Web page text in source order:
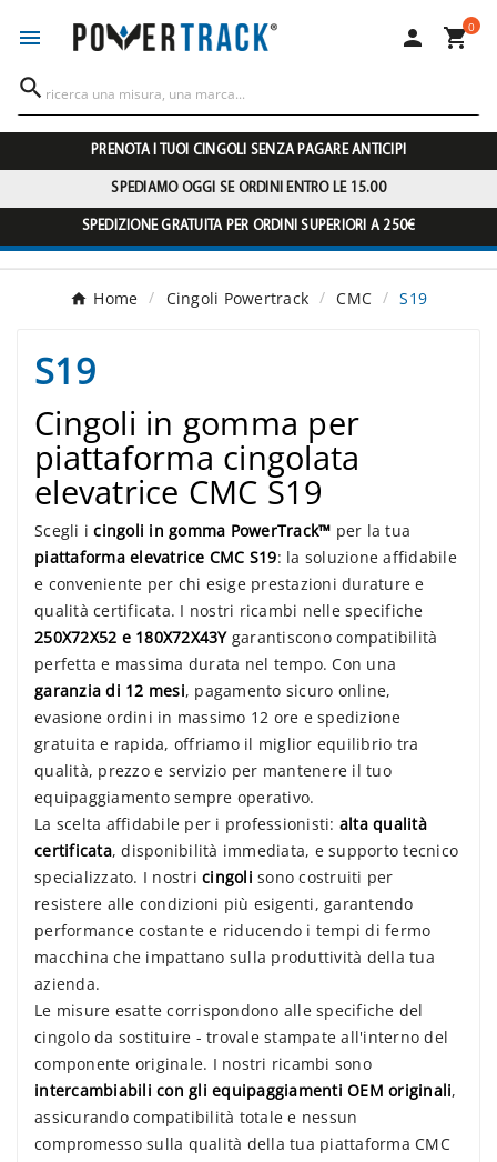
  0

PRENOTA I TUOI CINGOLI SENZA PAGARE ANTICIPI
SPEDIAMO OGGI SE ORDINI ENTRO LE 15.00
SPEDIZIONE GRATUITA PER ORDINI SUPERIORI A 250€
Home Cingoli Powertrack CMC S19
S19
Cingoli in gomma per
piattaforma cingolata
elevatrice CMC S19
Scegli icingoli in gomma PowerTrack™ per la tua
piattaforma elevatrice CMC S19: la soluzione affidabile
e conveniente per chi esige prestazioni durature e
qualità certificata. I nostri ricambi nelle specifiche
250X72X52 e 180X72X43Ygarantiscono compatibilità
perfetta e massima durata nel tempo. Con una
garanzia di 12 mesi, pagamento sicuro online,
evasione ordini in massimo 12 ore e spedizione
gratuita e rapida, offriamo il miglior equilibrio tra
qualità, prezzo e servizio per mantenere il tuo
equipaggiamento sempre operativo.
La scelta affidabile per i professionisti: alta qualità
certificata, disponibilità immediata, e supporto tecnico
specializzato. I nostri cingoli sono costruiti per
resistere alle condizioni più esigenti, garantendo
performance costante e riducendo i tempi di fermo
macchina che impattano sulla produttività della tua
azienda.
Le misure esatte corrispondono alle specifiche del
cingolo da sostituire - trovale stampate all'interno del
componente originale. I nostri ricambi sono
intercambiabili con gli equipaggiamenti OEM originali,
assicurando compatibilità totale e nessun
compromesso sulla qualità della tua piattaforma CMC